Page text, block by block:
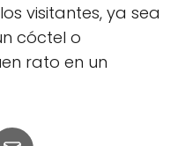
visitantes, ya sea
cóctel o
rato en un